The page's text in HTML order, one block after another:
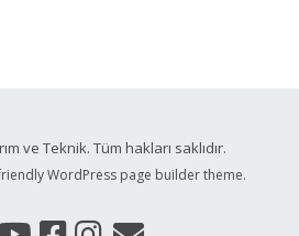
ve Teknik. Tüm hakları saklıdır.
WordPress page builder theme.